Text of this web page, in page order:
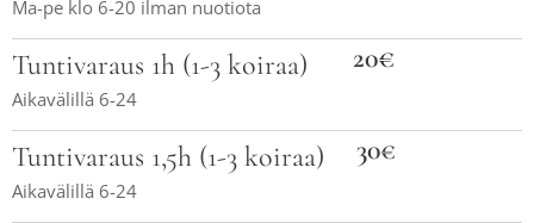
Ma-pe klo 6-20 ilman nuotiota
Tuntivaraus 1h (1-3 koiraa)
Aikavälillä 6-24
20€
Tuntivaraus 1,5h (1-3 koiraa)
Aikavälillä 6-24
30€